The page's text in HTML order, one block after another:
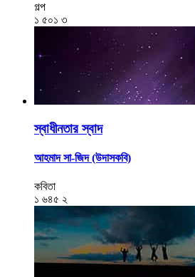
গল্প
১ ৫০১ ৩
স্বাধীনতার স্বাদ
আহমাদ সা-জিদ (উদাসকবি)
কবিতা
১ ৬৪৫ ২